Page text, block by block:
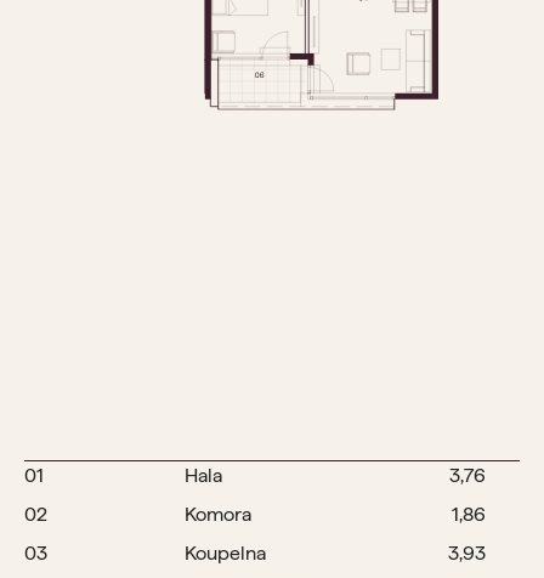
01 Hala
3,76
02
Komora
1,86
03
Koupelna
3,93